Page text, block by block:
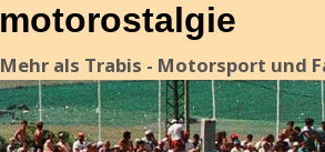
motorostalgie
Mehr als Trabis - Motorsport und